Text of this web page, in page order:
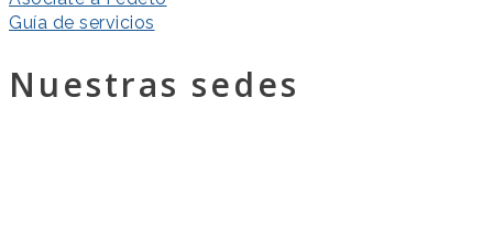
Guía de servicios
Nuestras sedes